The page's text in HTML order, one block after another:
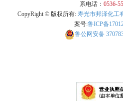
系电话： 0536-
CopyRight © 版权所有: 寿光市邦泽化工
案号:鲁ICP备
鲁公网安备